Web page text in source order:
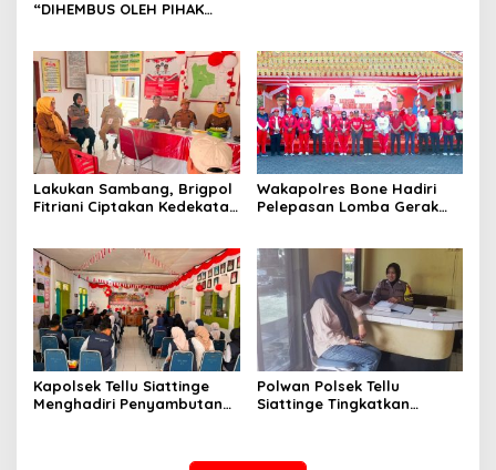
“DIHEMBUS OLEH PIHAK
Lakukan Sambang, Brigpol
Fitriani Ciptakan Kedekatan
Kelurahan Tokaseng
Wakapolres Bone Hadiri
Pelepasan Lomba Gerak
Kapolsek Tellu Siattinge
Menghadiri Penyambutan
Polwan Polsek Tellu
Siattinge Tingkatkan